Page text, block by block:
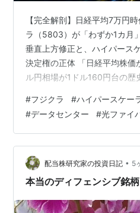
【完全解剖】日経平均7万円
ラ（5803）が「わずか1カ月
垂直上方修正と、ハイパース
決定権の正体 「日経平均株価
ル円相場が1ドル160円台の歴
ていた『ミッシングリンク』
された。2026年6月18日、電
が発表した、当初予想を一転
正。本決算発表からわずか1
1,000億円も上乗せし、過去最
の異常事態の本…
#フジクラ #ハイパースケー
#データセンター #光ファイ
配当株研究家の投資日記 • 5
本当のディフェンシブ銘